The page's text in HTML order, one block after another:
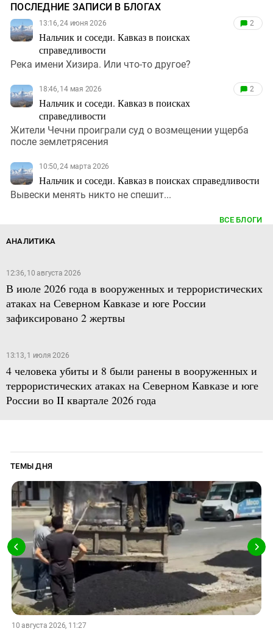
ПОСЛЕДНИЕ ЗАПИСИ В БЛОГАХ
13:16, 24 июня 2026
Нальчик и соседи. Кавказ в поисках
справедливости
2
Река имени Хизира. Или что-то другое?
18:46, 14 мая 2026
Нальчик и соседи. Кавказ в поисках
справедливости
2
Жители Чечни проиграли суд о возмещении ущерба
после землетрясения
10:50, 24 марта 2026
Нальчик и соседи. Кавказ в поисках справедливости
Вывески менять никто не спешит...
ВСЕ БЛОГИ
АНАЛИТИКА
12:36, 10 августа 2026
В июле 2026 года в вооруженных и террористических
атаках на Северном Кавказе и юге России
зафиксировано 2 жертвы
13:13, 1 июля 2026
4 человека убиты и 8 были ранены в вооруженных и
террористических атаках на Северном Кавказе и юге
России во II квартале 2026 года
ТЕМЫ ДНЯ
10 августа 2026, 11:27